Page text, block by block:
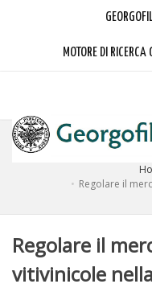
MOTORE DI RICERCA
a cura dell'Accademia dei
Regolare il
Regolare il
vitivinicole